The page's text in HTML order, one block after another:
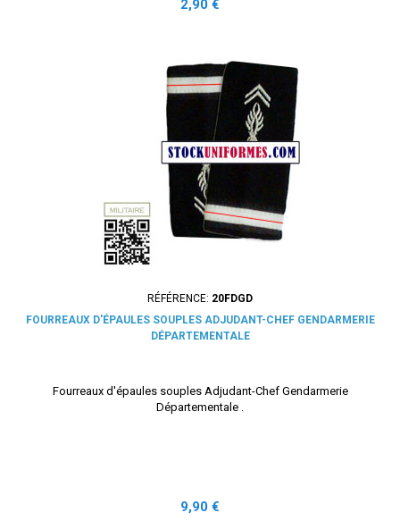
Prix
2,90 €
RÉFÉRENCE: 20FDGD
FOURREAUX D'ÉPAULES SOUPLES ADJUDANT-CHEF GENDARMERIE
DÉPARTEMENTALE
Fourreaux d'épaules souples Adjudant-Chef Gendarmerie
Départementale .
Prix
9,90 €